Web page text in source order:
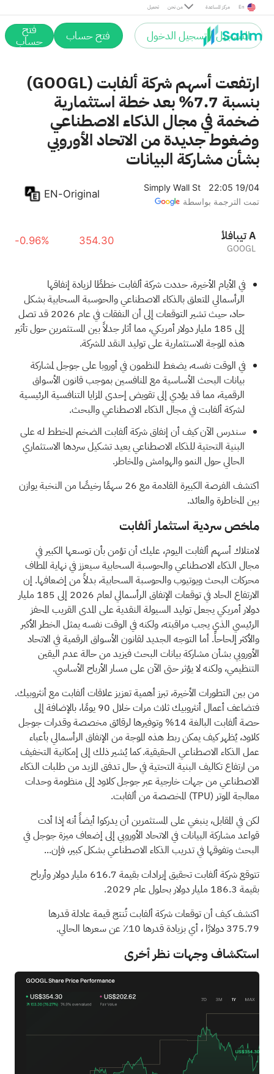
تحميل من نحن مركز المساعدة En
التسجيل / تسجيل الدخول فتح حساب فتح
حساب
ارتفعت أسهم شركة ألفابت (GOOGL)
بنسبة 7.7% بعد خطة استثمارية
ضخمة في مجال الذكاء الاصطناعي
وضغوط جديدة من الاتحاد الأوروبي
بشأن مشاركة البيانات
Simply Wall St
22:05 19/04
تمت الترجمة بواسطة
EN-Original
ألفابيت A
GOOGL
354.30
-0.96%
في الأيام الأخيرة، حددت شركة ألفابت خططًا لزيادة إنفاقها
الرأسمالي المتعلق بالذكاء الاصطناعي والحوسبة السحابية بشكل
حاد، حيث تشير التوقعات إلى أن النفقات في عام 2026 قد تصل
إلى 185 مليار دولار أمريكي، مما أثار جدلاً بين المستثمرين حول تأثير
هذه الموجة الاستثمارية على توليد النقد للشركة.
في الوقت نفسه، يضغط المنظمون في أوروبا على جوجل لمشاركة
بيانات البحث الأساسية مع المنافسين بموجب قانون الأسواق
الرقمية، مما قد يؤدي إلى تقويض إحدى المزايا التنافسية الرئيسية
لشركة ألفابت في مجال الذكاء الاصطناعي والبحث.
سندرس الآن كيف أن إنفاق شركة ألفابت الضخم المخطط له على
البنية التحتية للذكاء الاصطناعي يعيد تشكيل سردها الاستثماري
الحالي حول النمو والهوامش والمخاطر.
اكتشف الفرصة الكبيرة القادمة مع 26 سهمًا رخيصًا من النخبة
يوازن
بين المخاطرة والعائد.
ملخص سردية استثمار ألفابت
لامتلاك أسهم ألفابت اليوم، عليك أن تؤمن بأن توسعها الكبير في
مجال الذكاء الاصطناعي والحوسبة السحابية سيعزز في نهاية المطاف
محركات البحث ويوتيوب والحوسبة السحابية، بدلاً من إضعافها. إن
الارتفاع الحاد في توقعات الإنفاق الرأسمالي لعام 2026 إلى 185 مليار
دولار أمريكي يجعل توليد السيولة النقدية على المدى القريب المحفز
الرئيسي الذي يجب مراقبته، ولكنه في الوقت نفسه يمثل الخطر الأكبر
والأكثر إلحاحاً. أما التوجه الجديد لقانون الأسواق الرقمية في الاتحاد
الأوروبي بشأن مشاركة بيانات البحث فيزيد من حالة عدم اليقين
التنظيمي، ولكنه لا يؤثر حتى الآن على مسار الأرباح الأساسي.
من بين التطورات الأخيرة، تبرز أهمية تعزيز علاقات ألفابت مع أنثروبيك.
فتضاعف أعمال أنثروبيك ثلاث مرات خلال 90 يومًا، بالإضافة إلى
حصة ألفابت البالغة 14% وتوفيرها لرقائق مخصصة وقدرات جوجل
كلاود، يُظهر كيف يمكن ربط هذه الموجة من الإنفاق الرأسمالي بأعباء
عمل الذكاء الاصطناعي الحقيقية. كما يُشير ذلك إلى إمكانية التخفيف
من ارتفاع تكاليف البنية التحتية في حال تدفق المزيد من طلبات الذكاء
الاصطناعي من جهات خارجية عبر جوجل كلاود إلى منظومة وحدات
معالجة الموتر (TPU) المخصصة من ألفابت.
لكن في المقابل، ينبغي على المستثمرين أن يدركوا أيضاً أنه إذا أدت
قواعد مشاركة البيانات في الاتحاد الأوروبي إلى إضعاف ميزة جوجل في
البحث وتفوقها في تدريب الذكاء الاصطناعي بشكل كبير، فإن...
تتوقع شركة ألفابت تحقيق إيرادات بقيمة 616.7 مليار دولار وأرباح
بقيمة 186.3 مليار دولار بحلول عام 2029.
اكتشف كيف أن توقعات شركة ألفابت تُنتج قيمة عادلة قدرها
375.79 دولارًا
، أي بزيادة قدرها 10٪ عن سعرها الحالي.
استكشاف وجهات نظر أخرى